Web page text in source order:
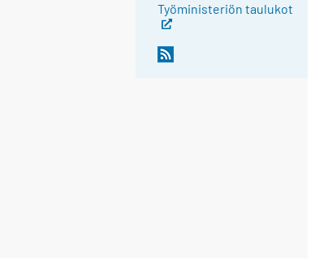
Työministeriön taulukot